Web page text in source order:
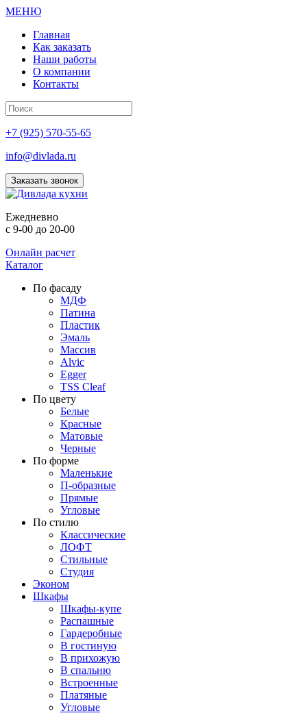
МЕНЮ
Главная
Как заказать
Наши работы
О компании
Контакты
+7 (925) 570-55-65
info@divlada.ru
Заказать звонок
Ежедневно
с 9-00 до 20-00
Онлайн расчет
Каталог
По фасаду
МДФ
Патина
Пластик
Эмаль
Массив
Alvic
Egger
TSS Cleaf
По цвету
Белые
Красные
Матовые
Черные
По форме
Маленькие
П-образные
Прямые
Угловые
По стилю
Классические
ЛОФТ
Стильные
Студия
Эконом
Шкафы
Шкафы-купе
Распашные
Гардеробные
В гостиную
В прихожую
В спальню
Встроенные
Платяные
Угловые